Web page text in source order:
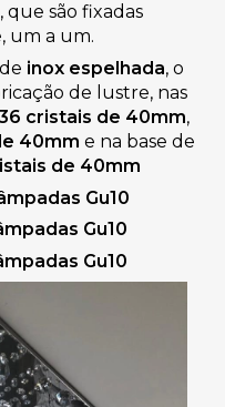
, que são fixadas
um a um.
inox espelhada, o
de lustre, nas
cristais de 40mm,
40mm
de 40mm
Gu10
Gu10
Gu10